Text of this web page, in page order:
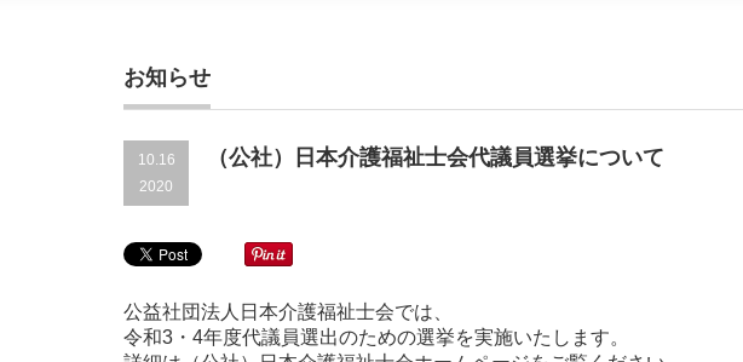
お知らせ
10.16
2020
（公社）日本介護福祉士会代議員選挙について
公益社団法人日本介護福祉士会では、
令和3・4年度代議員選出のための選挙を実施いたします。